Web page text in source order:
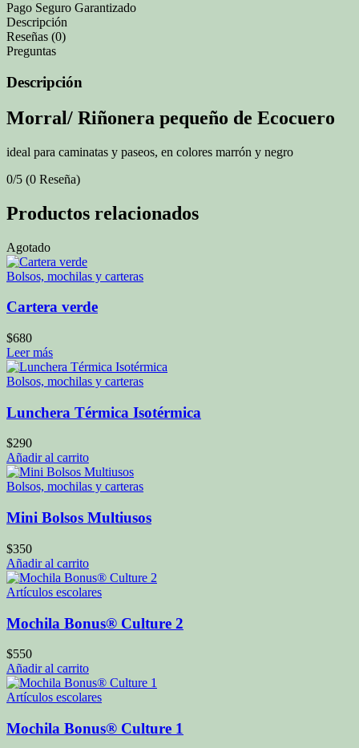
Pago Seguro Garantizado
Descripción
Reseñas (0)
Preguntas
Descripción
Morral/ Riñonera pequeño de Ecocuero
ideal para caminatas y paseos, en colores marrón y negro
0/5 (0 Reseña)
Productos relacionados
Agotado
Bolsos, mochilas y carteras
Cartera verde
$680
Leer más
Bolsos, mochilas y carteras
Lunchera Térmica Isotérmica
$290
Añadir al carrito
Bolsos, mochilas y carteras
Mini Bolsos Multiusos
$350
Añadir al carrito
Artículos escolares
Mochila Bonus® Culture 2
$550
Añadir al carrito
Artículos escolares
Mochila Bonus® Culture 1